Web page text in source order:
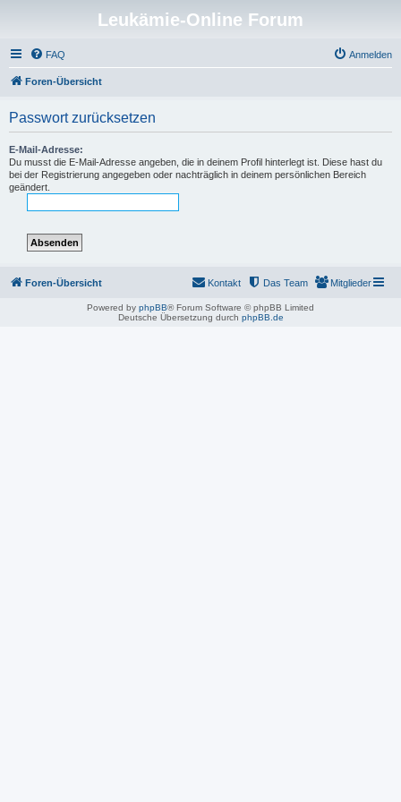
Leukämie-Online Forum
FAQ Anmelden
Foren-Übersicht
Passwort zurücksetzen
E-Mail-Adresse:
Du musst die E-Mail-Adresse angeben, die in deinem Profil hinterlegt ist. Diese hast du
bei der Registrierung angegeben oder nachträglich in deinem persönlichen Bereich
geändert.
Foren-Übersicht Mitglieder
Das Team
Kontakt
Powered by phpBB® Forum Software © phpBB Limited
Deutsche Übersetzung durch phpBB.de